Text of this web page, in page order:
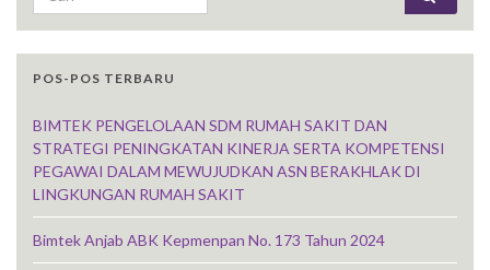
POS-POS TERBARU
BIMTEK PENGELOLAAN SDM RUMAH SAKIT DAN
STRATEGI PENINGKATAN KINERJA SERTA KOMPETENSI
PEGAWAI DALAM MEWUJUDKAN ASN BERAKHLAK DI
LINGKUNGAN RUMAH SAKIT
Bimtek Anjab ABK Kepmenpan No. 173 Tahun 2024